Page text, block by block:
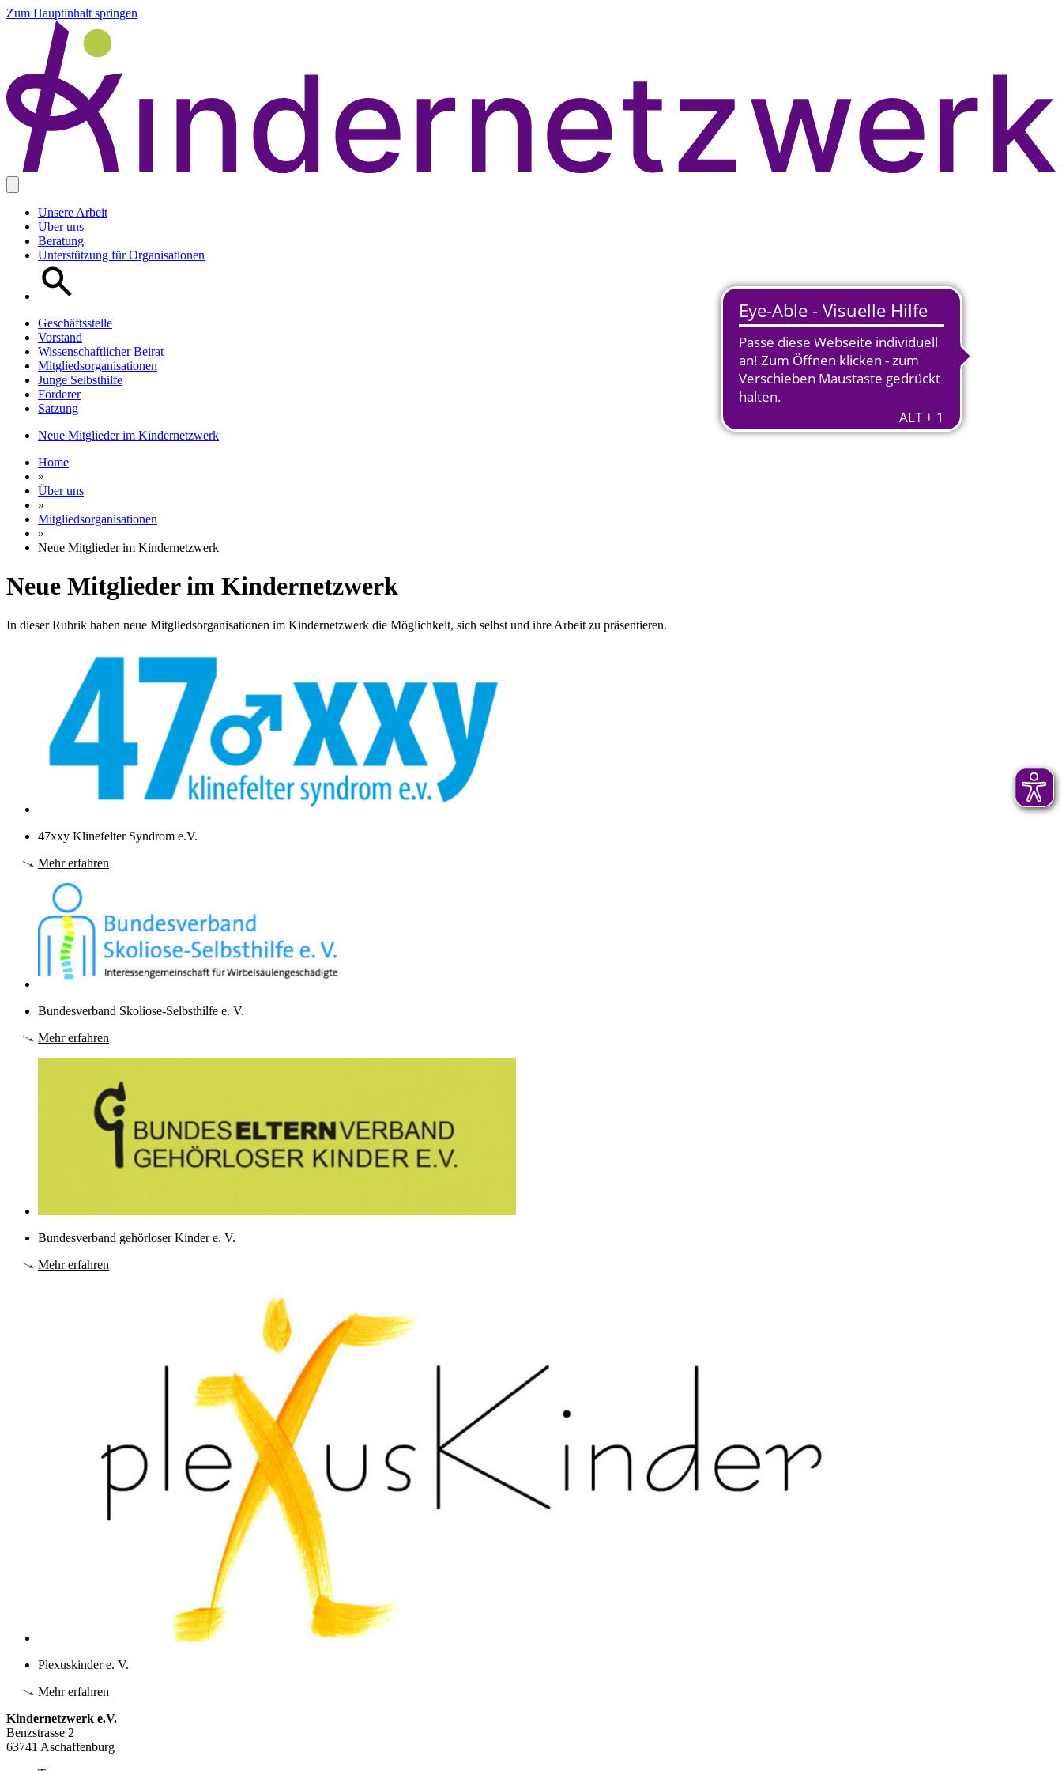
Zum Hauptinhalt springen
Unsere Arbeit
Über uns
Beratung
Unterstützung für Organisationen
Geschäftsstelle
Vorstand
Wissenschaftlicher Beirat
Mitgliedsorganisationen
Junge Selbsthilfe
Förderer
Satzung
Neue Mitglieder im Kindernetzwerk
Home
»
Über uns
»
Mitgliedsorganisationen
»
Neue Mitglieder im Kindernetzwerk
Neue Mitglieder im Kindernetzwerk
In dieser Rubrik haben neue Mitgliedsorganisationen im Kindernetzwerk die Möglichkeit, sich selbst und ihre Arbeit zu präsentieren.
47xxy Klinefelter Syndrom e.V.
Mehr erfahren
Bundesverband Skoliose-Selbsthilfe e. V.
Mehr erfahren
Bundesverband gehörloser Kinder e. V.
Mehr erfahren
Plexuskinder e. V.
Mehr erfahren
Kindernetzwerk e.V.
Benzstrasse 2
63741 Aschaffenburg